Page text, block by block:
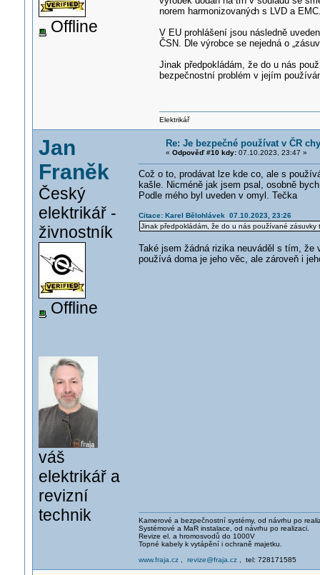
Offline
norem harmonizovaných s LVD a
V EU prohlášení jsou následně
ČSN. Dle výrobce se nejedná o
Jinak předpokládám, že do u nás
bezpečnostní problém v jejím
Elektrikář
Jan
Franěk
Český
elektrikář -
živnostník
Offline
váš
elektrikář a
revizní
technik
Re: Je bezpečné používat v ČR
« Odpověď #10 kdy:07.10.2023, 23:47 »
Což o to, prodávat lze kde co, ale s
kašle. Nicméně jak jsem psal, osobně
Podle mého byl uveden v omyl. Tečka
Citace: Karel Bělohlávek 07.10.2023, 23:26
Jinak předpokládám, že do u nás používané
Také jsem žádná rizika neuváděl s tím,
používá doma je jeho věc, ale zároveň i
Kamerové a bezpečnostní systémy, od návrhu po
Systémové a MaR instalace, od návrhu po realizaci.
Revize el. a hromosvodů do 1000V
Topné kabely k vytápění i ochraně majetku.
www.fraja.cz, revize@fraja.cz, tel: 728171585